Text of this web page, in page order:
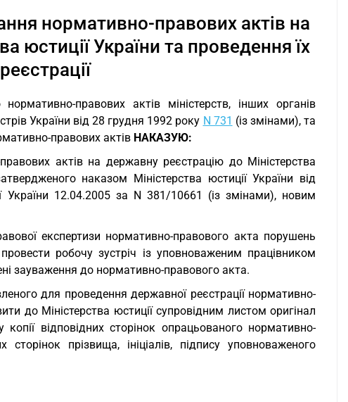
нормативно-правових актів на
юстиції України та проведення їх
правових актів міністерств, інших органів
України від 28 грудня 1992 року N 731 (із змінами), та
правових актів НАКАЗУЮ:
актів на державну реєстрацію до Міністерства
наказом Міністерства юстиції України від
України 12.04.2005 за N 381/10661 (із змінами), новим
експертизи нормативно-правового акта порушень
робочу зустріч із уповноваженим працівником
зауваження до нормативно-правового акта.
для проведення державної реєстрації нормативно-
до Міністерства юстиції супровідним листом оригінал
відповідних сторінок опрацьованого нормативно-
прізвища, ініціалів, підпису уповноваженого